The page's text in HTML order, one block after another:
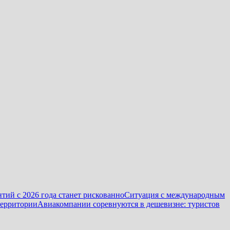
с 2026 года станет рискованноСитуация с международным
Авиакомпании соревнуются в дешевизне: туристов